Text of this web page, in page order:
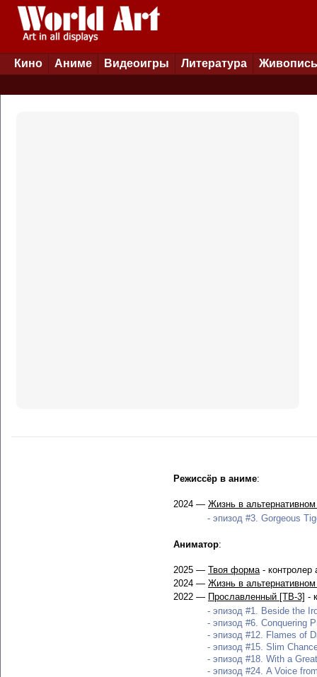
Кино Аниме Видеоигры Литература Живопись
Режиссёр в аниме:
2024 — Жизнь в
- эпизод #3. Gorgeous
Аниматор:
2025 — Твоя форма- контролер
2024 — Жизнь в
2022 — Прославленный [ТВ-3] -
- эпизод #1. Beside the
- эпизод #6. Conquering
- эпизод #12. Flames of
- эпизод #15. Slim
- эпизод #18. With a
- эпизод #24. A Voice